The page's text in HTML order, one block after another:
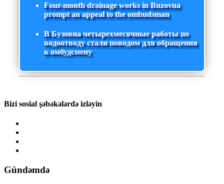
Four-month drainage works in Buzovna
prompt an appeal to the ombudsman
В Бузовна четырехмесячные работы по
водоотводу стали поводом для обращения
к омбудсмену
Bizi sosial şəbəkələrdə izləyin
Gündəmdə